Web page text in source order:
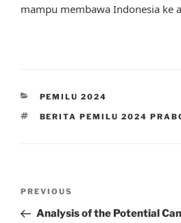
mampu membawa Indonesia ke
CATEGORIES
PEMILU 2024
TAGS
BERITA PEMILU 2024
Previous
Post
PREVIOUS
Analysis of the Potential